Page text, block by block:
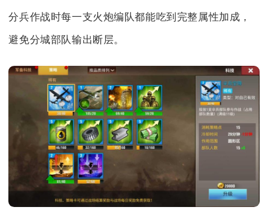
分兵作战时每一支火炮编队都能吃到完整属性加成，
避免分城部队输出断层。